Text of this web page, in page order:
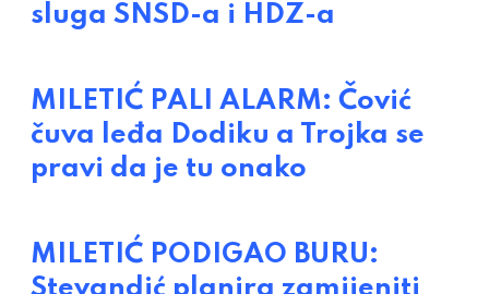
sluga SNSD-a i HDZ-a
MILETIĆ PALI ALARM: Čović
čuva leđa Dodiku a Trojka se
pravi da je tu onako
MILETIĆ PODIGAO BURU: